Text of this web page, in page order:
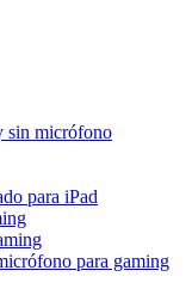
sin micrófono
para iPad
para gaming